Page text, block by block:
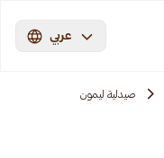
عربي
صيدلية ليمون